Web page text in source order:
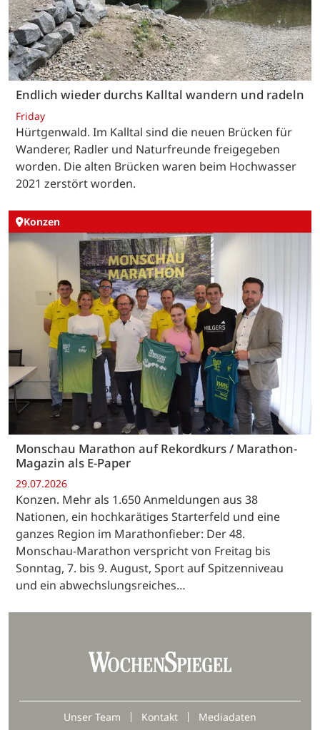
Endlich wieder durchs Kalltal wandern und radeln
Friday
Hürtgenwald. Im Kalltal sind die neuen Brücken für
Wanderer, Radler und Naturfreunde freigegeben
worden. Die alten Brücken waren beim Hochwasser
2021 zerstört worden.
Konzen
Monschau Marathon auf Rekordkurs / Marathon-
Magazin als E-Paper
29.07.2026
Konzen. Mehr als 1.650 Anmeldungen aus 38
Nationen, ein hochkarätiges Starterfeld und eine
ganzes Region im Marathonfieber: Der 48.
Monschau-Marathon verspricht von Freitag bis
Sonntag, 7. bis 9. August, Sport auf Spitzenniveau
und ein abwechslungsreiches…
Unser Team Kontakt Mediadaten